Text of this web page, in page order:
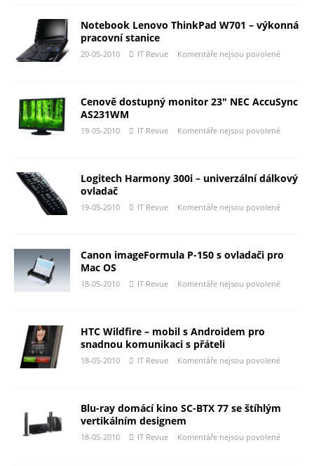
Notebook Lenovo ThinkPad W701 – výkonná
pracovní stanice
20-05-2010 IT Revue Komentáře nejsou povolené
Cenově dostupný monitor 23″ NEC AccuSync
AS231WM
19-05-2010 IT Revue Komentáře nejsou povolené
Logitech Harmony 300i – univerzální dálkový
ovladač
19-05-2010 IT Revue Komentáře nejsou povolené
Canon imageFormula P-150 s ovladači pro
Mac OS
18-05-2010 IT Revue Komentáře nejsou povolené
HTC Wildfire – mobil s Androidem pro
snadnou komunikaci s přáteli
18-05-2010 IT Revue Komentáře nejsou povolené
Blu-ray domácí kino SC-BTX 77 se štíhlým
vertikálním designem
18-05-2010 IT Revue Komentáře nejsou povolené